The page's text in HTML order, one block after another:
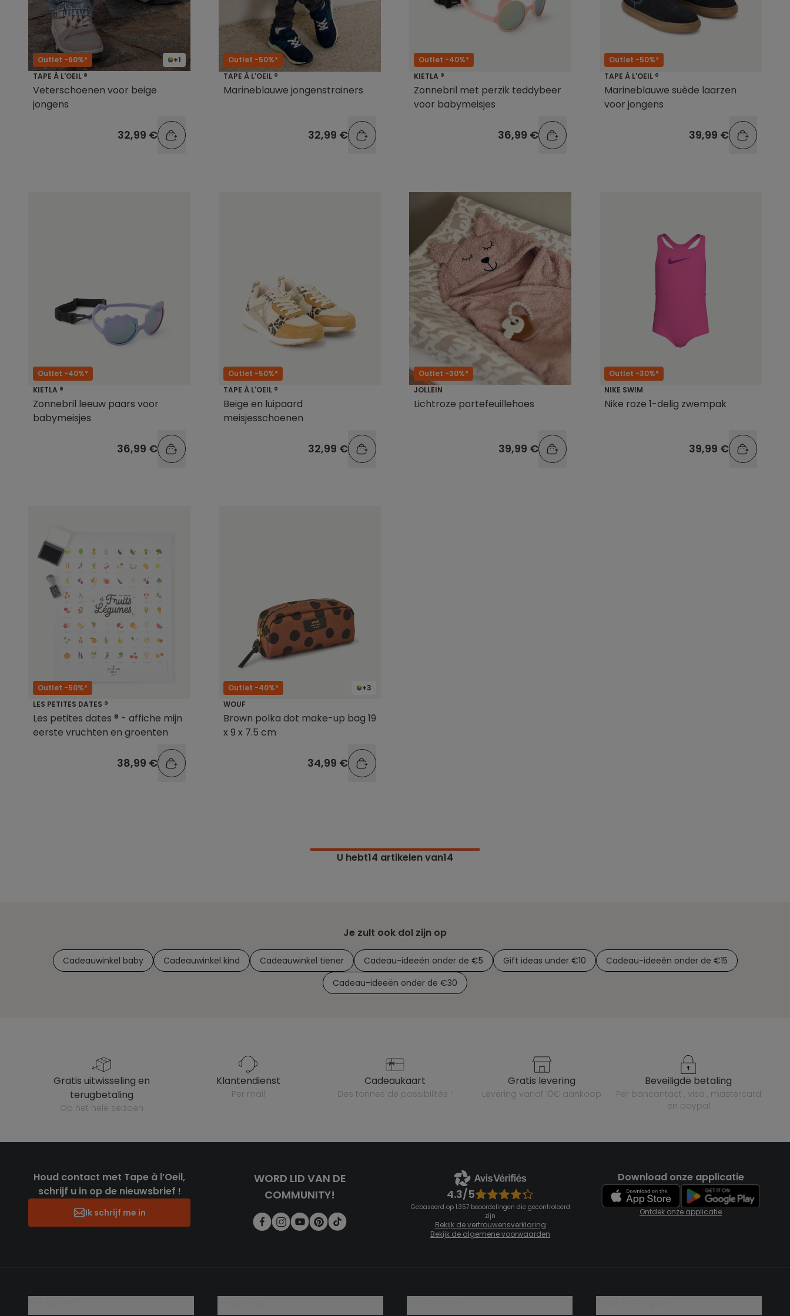
+1
Outlet -60%*
TAPE À L'OEIL ®
Veterschoenen voor beige
jongens
32,99 €
Outlet -50%*
TAPE À L'OEIL ®
Marineblauwe jongenstrainers
32,99 €
Outlet -40%*
KIETLA ®
Zonnebril met perzik teddybeer
voor babymeisjes
36,99 €
Outlet -50%*
TAPE À L'OEIL ®
Marineblauwe suède laarzen
voor jongens
39,99 €
Outlet -40%*
KIETLA ®
Zonnebril leeuw paars voor
babymeisjes
36,99 €
Outlet -50%*
TAPE À L'OEIL ®
Beige en luipaard
meisjesschoenen
32,99 €
Outlet -30%*
JOLLEIN
Lichtroze portefeuillehoes
39,99 €
Outlet -30%*
NIKE SWIM
Nike roze 1-delig zwempak
39,99 €
Outlet -50%*
LES PETITES DATES ®
Les petites dates ® - affiche mijn
eerste vruchten en groenten
38,99 €
+3
Outlet -40%*
WOUF
Brown polka dot make-up bag 19
x 9 x 7.5 cm
34,99 €
U hebt14 artikelen van14
Je zult ook dol zijn op
Cadeauwinkel baby Cadeauwinkel kind Cadeauwinkel tiener Cadeau-ideeën onder de €5 Gift ideas under €10
Cadeau-ideeën onder de €15
Cadeau-ideeën onder de €30
gratis uitwisseling en
terugbetaling
op het hele seizoen
klantendienst
per mail
cadeaukaart
des tonnes de possibilités !
gratis levering
levering vanaf 10€ aankoop
beveiligde betaling
per bancontact , visa , mastercard
en paypal
Houd contact met Tape à l’Oeil,
schrijf u in op de nieuwsbrief !
Ik schrijf me in
WORD LID VAN DE
COMMUNITY!
4.3/5
Gebaseerd op 1.357 beoordelingen die gecontroleerd
zijn
Bekijk de vertrouwensverklaring
Bekijk de algemene voorwaarden
Download onze applicatie
Ontdek onze applicatie